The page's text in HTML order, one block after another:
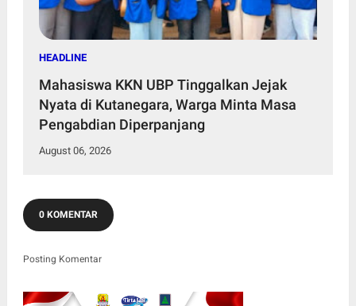
HEADLINE
Mahasiswa KKN UBP Tinggalkan Jejak
Nyata di Kutanegara, Warga Minta Masa
Pengabdian Diperpanjang
August 06, 2026
0 KOMENTAR
Posting Komentar